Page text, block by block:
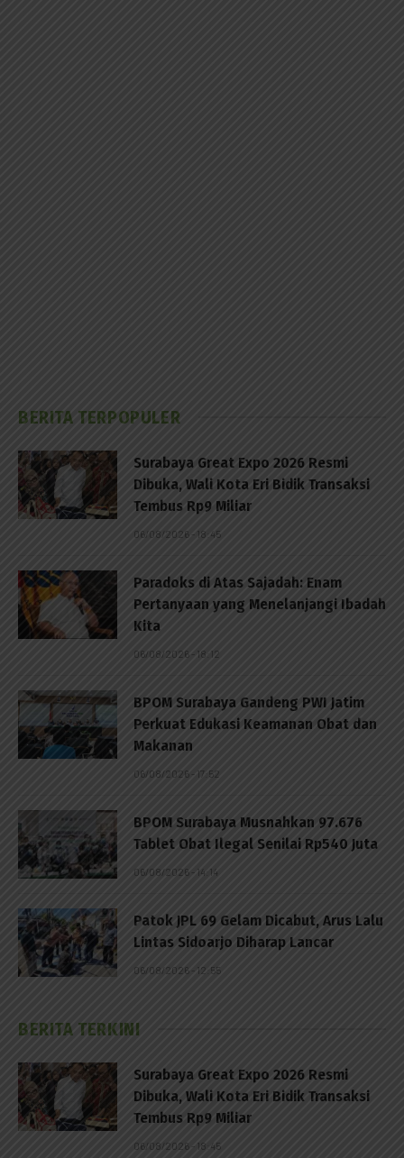
BERITA TERPOPULER
Surabaya Great Expo 2026 Resmi
Dibuka, Wali Kota Eri Bidik Transaksi
Tembus Rp9 Miliar
06/08/2026 - 18:45
Paradoks di Atas Sajadah: Enam
Pertanyaan yang Menelanjangi Ibadah
Kita
06/08/2026 - 18:12
BPOM Surabaya Gandeng PWI Jatim
Perkuat Edukasi Keamanan Obat dan
Makanan
06/08/2026 - 17:52
BPOM Surabaya Musnahkan 97.676
Tablet Obat Ilegal Senilai Rp540 Juta
06/08/2026 - 14:14
Patok JPL 69 Gelam Dicabut, Arus Lalu
Lintas Sidoarjo Diharap Lancar
06/08/2026 - 12:55
BERITA TERKINI
Surabaya Great Expo 2026 Resmi
Dibuka, Wali Kota Eri Bidik Transaksi
Tembus Rp9 Miliar
06/08/2026 - 18:45